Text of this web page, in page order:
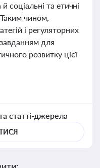
соціальні та етичні
чином,
і регуляторних
для
розвитку цієї
статті-джерела